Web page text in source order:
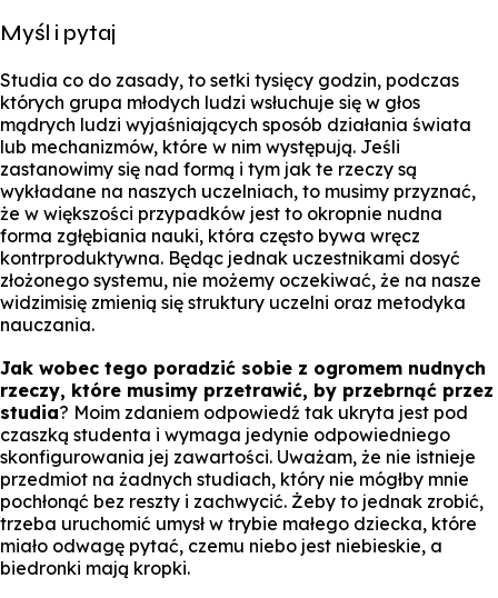
Myśl i pytaj
Studia co do zasady, to setki tysięcy godzin, podczas
których grupa młodych ludzi wsłuchuje się w głos
mądrych ludzi wyjaśniających sposób działania świata
lub mechanizmów, które w nim występują. Jeśli
zastanowimy się nad formą i tym jak te rzeczy są
wykładane na naszych uczelniach, to musimy przyznać,
że w większości przypadków jest to okropnie nudna
forma zgłębiania nauki, która często bywa wręcz
kontrproduktywna. Będąc jednak uczestnikami dosyć
złożonego systemu, nie możemy oczekiwać, że na nasze
widzimisię zmienią się struktury uczelni oraz metodyka
nauczania.
Jak wobec tego poradzić sobie z ogromem nudnych
rzeczy, które musimy przetrawić, by przebrnąć przez
studia? Moim zdaniem odpowiedź tak ukryta jest pod
czaszką studenta i wymaga jedynie odpowiedniego
skonfigurowania jej zawartości. Uważam, że nie istnieje
przedmiot na żadnych studiach, który nie mógłby mnie
pochłonąć bez reszty i zachwycić. Żeby to jednak zrobić,
trzeba uruchomić umysł w trybie małego dziecka, które
miało odwagę pytać, czemu niebo jest niebieskie, a
biedronki mają kropki.